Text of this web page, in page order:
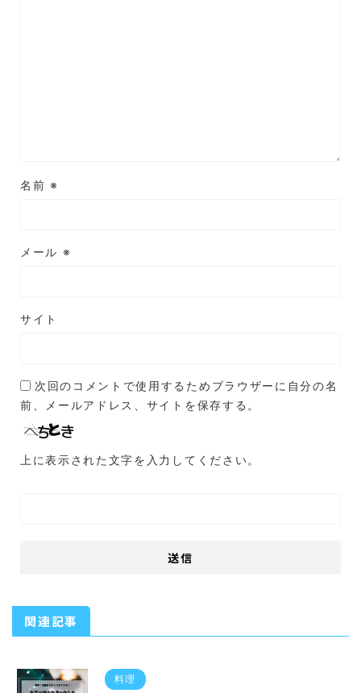
名前※
メール ※
サイト
次回のコメントで使用するためブラウザーに自分の名
前、メールアドレス、サイトを保存する。
上に表示された文字を入力してください。
関連記事
料理